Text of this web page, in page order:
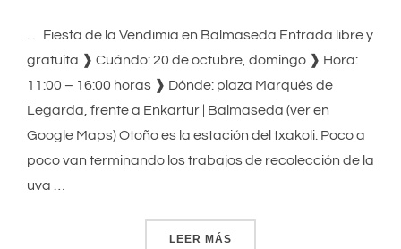
. . Fiesta de la Vendimia en Balmaseda Entrada libre y
gratuita ❱ Cuándo: 20 de octubre, domingo ❱ Hora:
11:00 – 16:00 horas ❱ Dónde: plaza Marqués de
Legarda, frente a Enkartur | Balmaseda (ver en
Google Maps) Otoño es la estación del txakoli. Poco a
poco van terminando los trabajos de recolección de la
uva …
LEER MÁS